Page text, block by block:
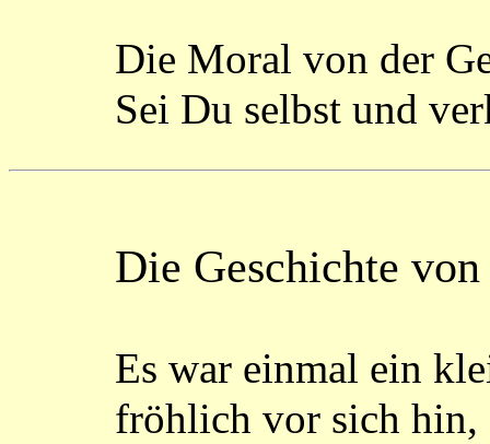
Die Moral von der
Sei Du selbst und
Die Geschichte
Es war einmal ein
fröhlich vor sich hin,